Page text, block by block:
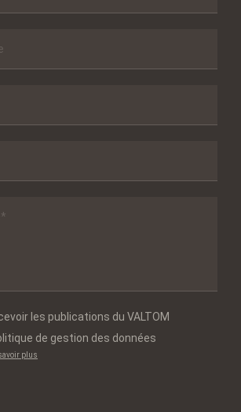
les publications du VALTOM
de gestion des données
plus